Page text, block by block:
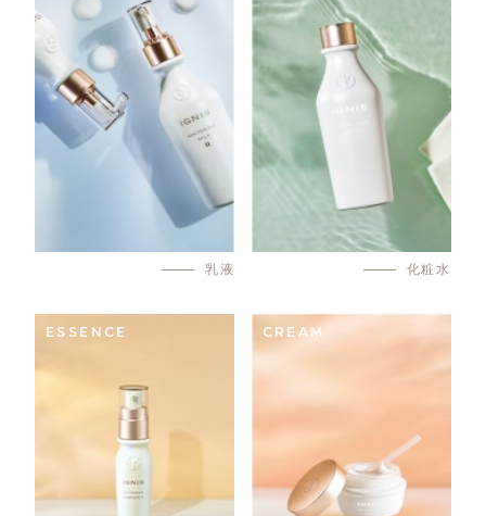
乳液 化粧水
ESSENCE CREAM